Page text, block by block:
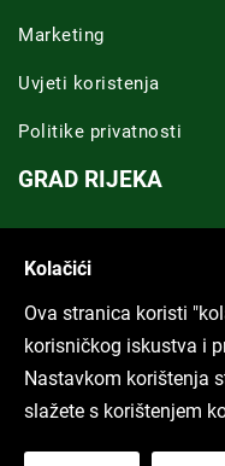
Marketing
Uvjeti koristenja
Politike privatnosti
GRAD RIJEKA
ARHIVA TEKSTOVA
Svi tekstovi
Kolačići
Ova stranica koristi
korisničkog iskustva i
Nastavkom korištenja
slažete s korištenjem